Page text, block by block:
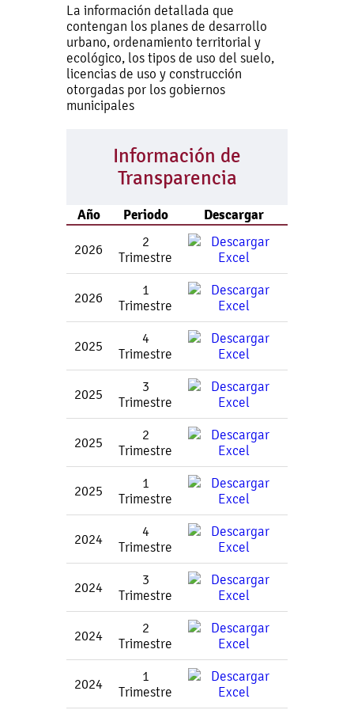
La información detallada que
contengan los planes de desarrollo
urbano, ordenamiento territorial y
ecológico, los tipos de uso del suelo,
licencias de uso y construcción
otorgadas por los gobiernos
municipales
Información de
Transparencia
Año Periodo Descargar
2026
2
Trimestre
2026
1
Trimestre
2025
4
Trimestre
2025
3
Trimestre
2025
2
Trimestre
2025
1
Trimestre
2024
4
Trimestre
2024
3
Trimestre
2024
2
Trimestre
2024
1
Trimestre